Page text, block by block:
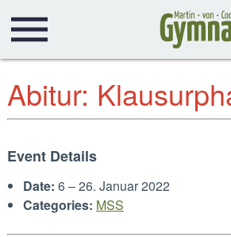
Abitur:
Event Details
Date: 6–26. Januar 2022
Categories: MSS